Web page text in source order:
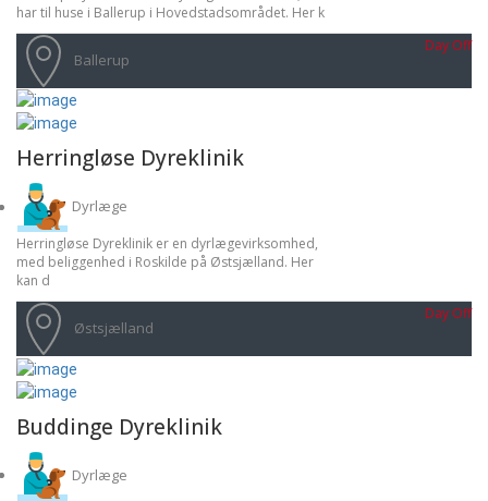
har til huse i Ballerup i Hovedstadsområdet. Her k
Ballerup
Day Off
Herringløse Dyreklinik
Dyrlæge
Herringløse Dyreklinik er en dyrlægevirksomhed,
med beliggenhed i Roskilde på Østsjælland. Her
kan d
Østsjælland
Day Off
Buddinge Dyreklinik
Dyrlæge